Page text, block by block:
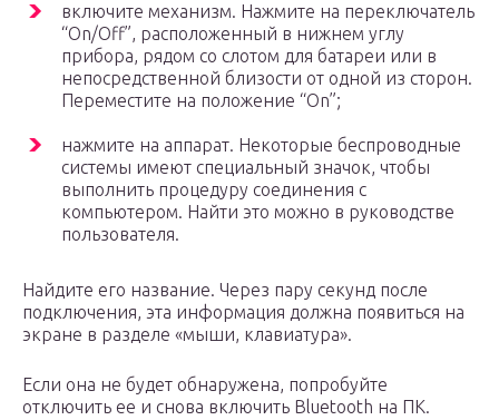
включите механизм. Нажмите на переключатель
“On/Off”, расположенный в нижнем углу
прибора, рядом со слотом для батареи или в
непосредственной близости от одной из сторон.
Переместите на положение “On”;
нажмите на аппарат. Некоторые беспроводные
системы имеют специальный значок, чтобы
выполнить процедуру соединения с
компьютером. Найти это можно в руководстве
пользователя.
Найдите его название. Через пару секунд после
подключения, эта информация должна появиться на
экране в разделе «мыши, клавиатура».
Если она не будет обнаружена, попробуйте
отключить ее и снова включить Bluetooth на ПК.